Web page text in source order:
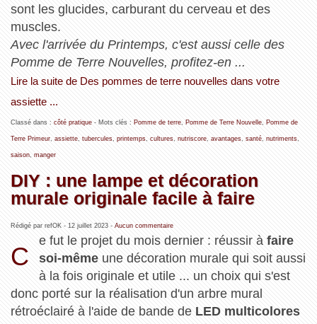
sont les glucides, carburant du cerveau et des
muscles.
Avec l'arrivée du Printemps, c'est aussi celle des
Pomme de Terre Nouvelles, profitez-en ...
Lire la suite de Des pommes de terre nouvelles dans votre
assiette ...
Classé dans : côté pratique- Mots clés : Pomme de terre, Pomme de Terre Nouvelle, Pomme de
Terre Primeur, assiette, tubercules, printemps, cultures, nutriscore, avantages, santé, nutriments,
saison, manger
DIY : une lampe et décoration
murale originale facile à faire
Rédigé par refOK - 12 juillet 2023- Aucun commentaire
C
e fut le projet du mois dernier : réussir àfaire
soi-même une décoration murale qui soit aussi
à la fois originale et utile ... un choix qui s'est
donc porté sur la réalisation d'un arbre mural
rétroéclairé à l'aide de bande de LED multicolores